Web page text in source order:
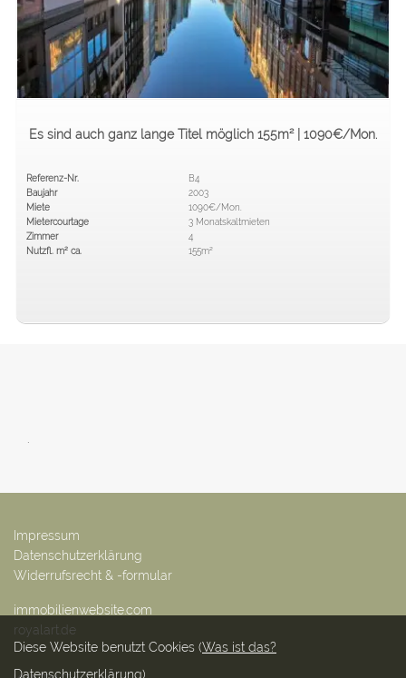
Einzelhandel
Es sind auch ganz lange Titel möglich 155m² | 1090€/Mon.
Referenz-Nr.
B4
Baujahr
2003
Miete
1090€/Mon.
Mietercourtage
3 Monatskaltmieten
Zimmer
4
Nutzfl. m² ca.
155m²
Impressum
Datenschutzerklärung
Widerrufsrecht & -formular
immobilienwebsite.com
royalart.de
Diese Website benutzt Cookies (Was ist das?
Datenschutzerklärung)